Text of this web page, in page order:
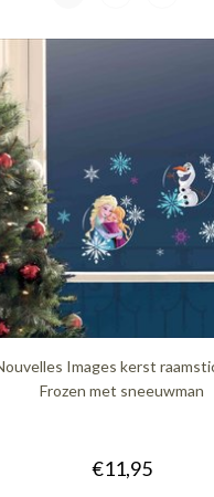
Images kerst
Frozen met sneeuwman
€11,95